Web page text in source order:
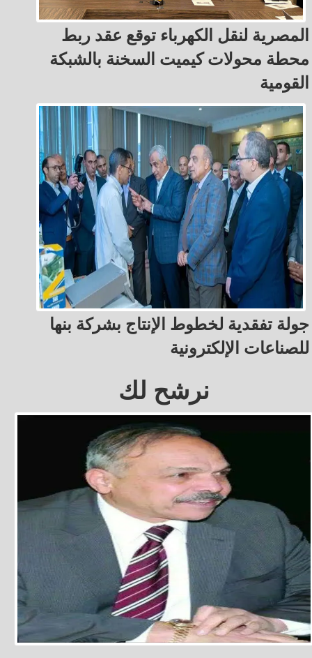
المصرية لنقل الكهرباء توقع عقد ربط
محطة محولات كيميت السخنة بالشبكة
القومية
جولة تفقدية لخطوط الإنتاج بشركة بنها
للصناعات الإلكترونية
نرشح لك